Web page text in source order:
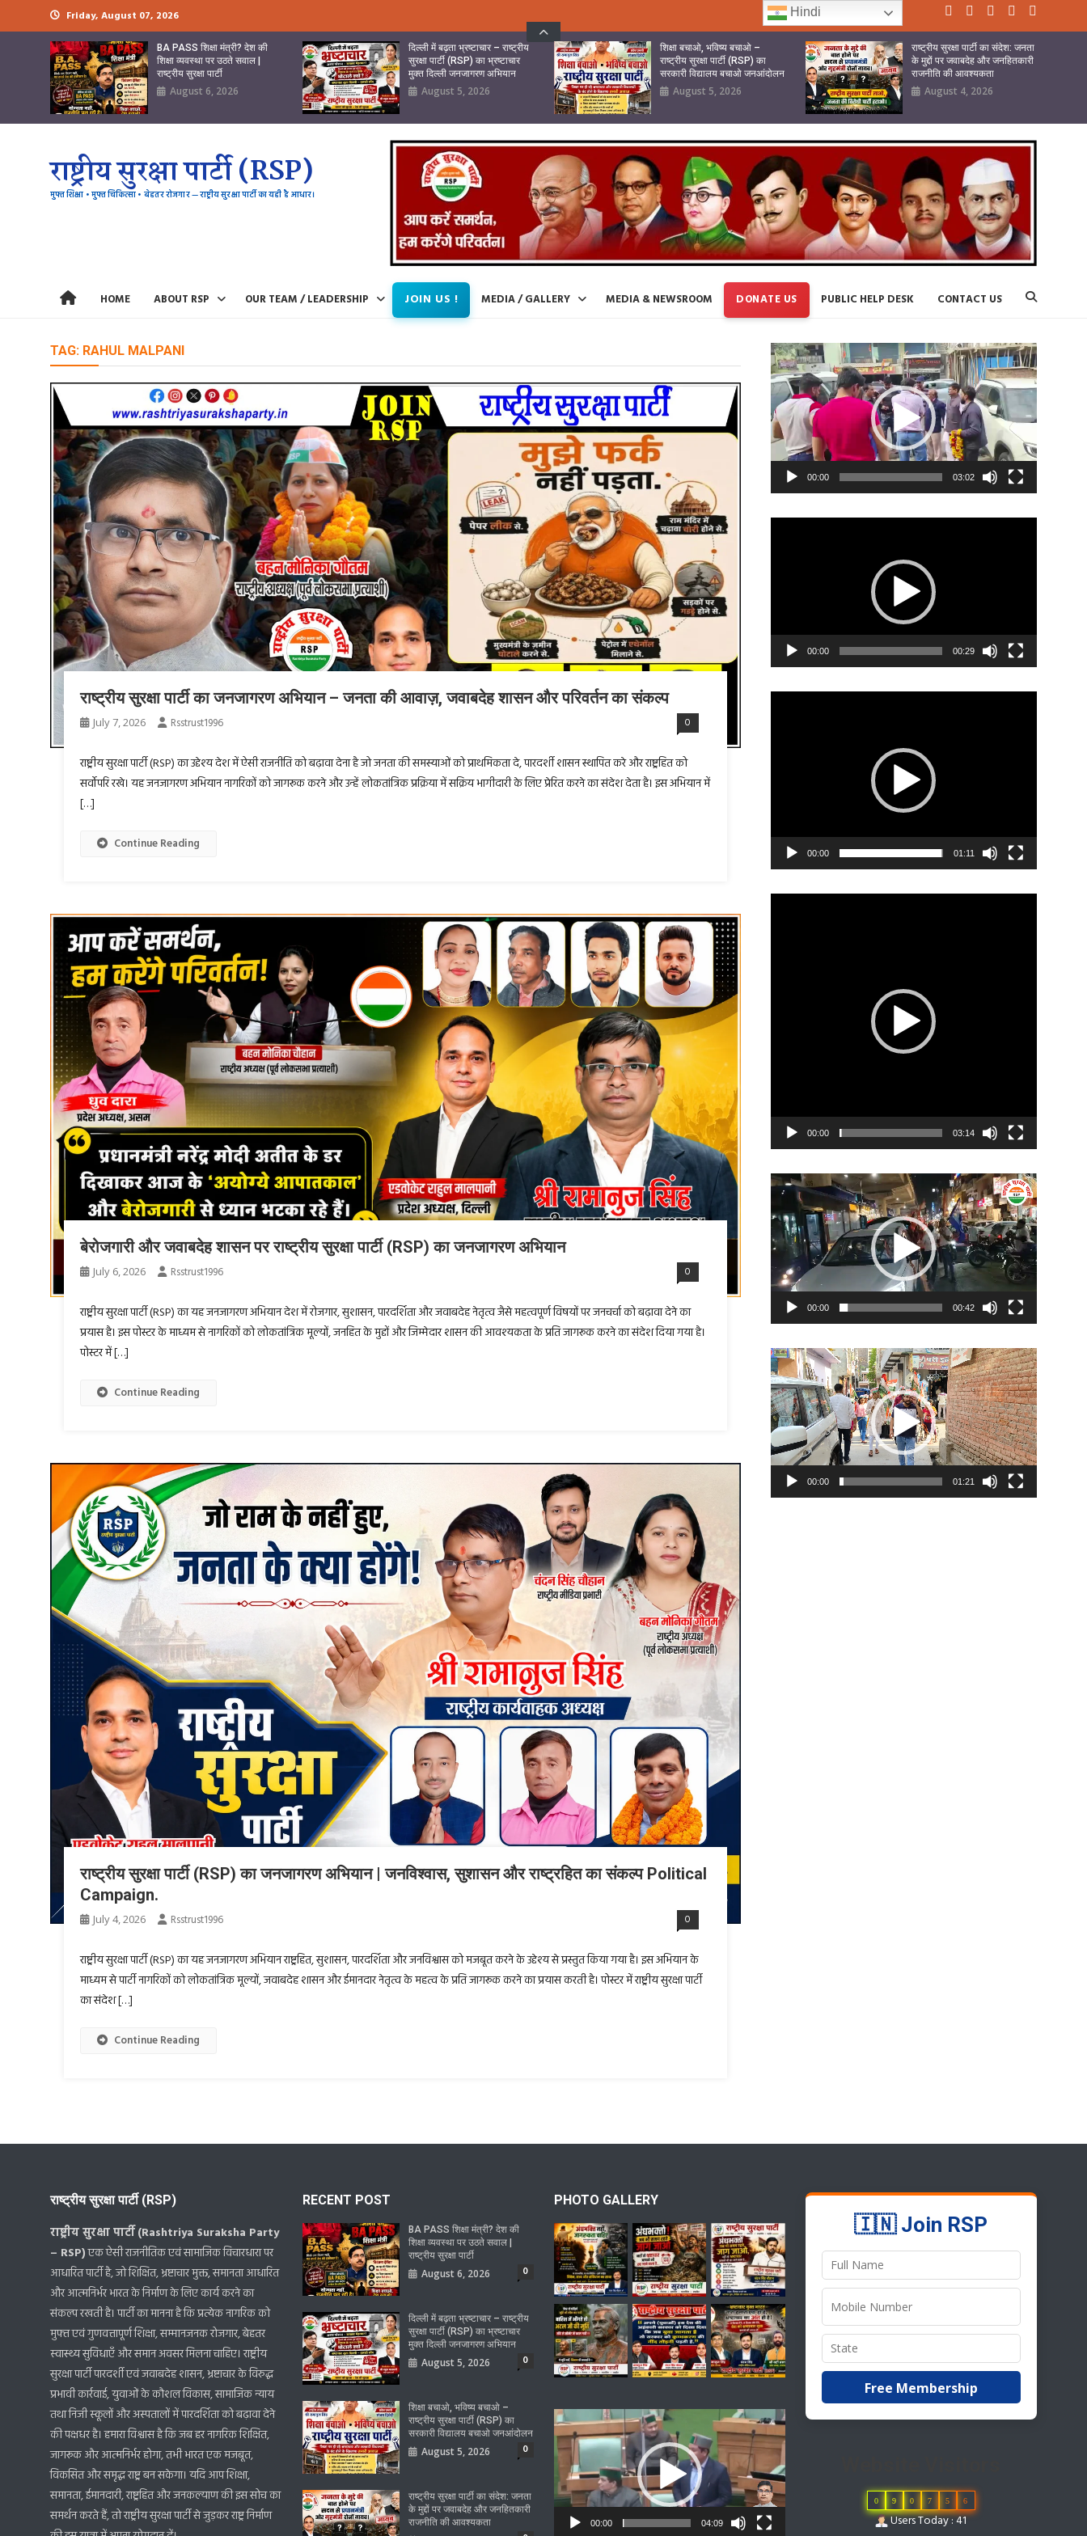
to
Friday, August 07, 2026
BA PASS शिक्षा मंत्री? देश की
शिक्षा व्यवस्था पर उठते सवाल |
राष्ट्रीय सुरक्षा पार्टी
August 6, 2026
दिल्ली में बढ़ता भ्रष्टाचार – राष्ट्रीय
सुरक्षा पार्टी (RSP) का भ्रष्टाचार
मुक्त दिल्ली जनजागरण अभियान
August 5, 2026
शिक्षा बचाओ, भविष्य बचाओ –
राष्ट्रीय सुरक्षा पार्टी (RSP) का
सरकारी विद्यालय बचाओ जनआंदोलन
August 5, 2026
राष्ट्रीय सुरक्षा पार्टी का संदेश: जनता
के मुद्दों पर जवाबदेह और जनहितकारी
राजनीति की आवश्यकता
August 4, 2026
राष्ट्रीय सुरक्षा पार्टी (RSP)
मुफ्त शिक्षा • मुफ्त चिकित्सा • बेहतर रोजगार — राष्ट्रीय सुरक्षा पार्टी का यही है आधार।
HOME ABOUT RSP OUR TEAM / LEADERSHIP JOIN US ! MEDIA / GALLERY MEDIA & NEWSROOM DONATE US PUBLIC HELP DESK CONTACT US
TAG: RAHUL MALPANI
राष्ट्रीय सुरक्षा पार्टी का जनजागरण अभियान – जनता की आवाज़, जवाबदेह शासन और परिवर्तन का संकल्प
July 7, 2026 Rsstrust1996 0
राष्ट्रीय सुरक्षा पार्टी (RSP) का उद्देश्य देश में ऐसी राजनीति को बढ़ावा देना है जो जनता की समस्याओं को प्राथमिकता दे, पारदर्शी शासन स्थापित करे और राष्ट्रहित को
सर्वोपरि रखे। यह जनजागरण अभियान नागरिकों को जागरूक करने और उन्हें लोकतांत्रिक प्रक्रिया में सक्रिय भागीदारी के लिए प्रेरित करने का संदेश देता है। इस अभियान में
[…]
Continue Reading
बेरोजगारी और जवाबदेह शासन पर राष्ट्रीय सुरक्षा पार्टी (RSP) का जनजागरण अभियान
July 6, 2026 Rsstrust1996 0
राष्ट्रीय सुरक्षा पार्टी (RSP) का यह जनजागरण अभियान देश में रोजगार, सुशासन, पारदर्शिता और जवाबदेह नेतृत्व जैसे महत्वपूर्ण विषयों पर जनचर्चा को बढ़ावा देने का
प्रयास है। इस पोस्टर के माध्यम से नागरिकों को लोकतांत्रिक मूल्यों, जनहित के मुद्दों और जिम्मेदार शासन की आवश्यकता के प्रति जागरूक करने का संदेश दिया गया है।
पोस्टर में […]
Continue Reading
राष्ट्रीय सुरक्षा पार्टी (RSP) का जनजागरण अभियान | जनविश्वास, सुशासन और राष्ट्रहित का संकल्प Political
Campaign.
July 4, 2026 Rsstrust1996 0
राष्ट्रीय सुरक्षा पार्टी (RSP) का यह जनजागरण अभियान राष्ट्रहित, सुशासन, पारदर्शिता और जनविश्वास को मजबूत करने के उद्देश्य से प्रस्तुत किया गया है। इस अभियान के
माध्यम से पार्टी नागरिकों को लोकतांत्रिक मूल्यों, जवाबदेह शासन और ईमानदार नेतृत्व के महत्व के प्रति जागरूक करने का प्रयास करती है। पोस्टर में राष्ट्रीय सुरक्षा पार्टी
का संदेश […]
Continue Reading
Video
Player
00:00 03:02
00:00 00:29
00:00 01:11
00:00 03:14
Video
Player
00:00 00:42
Video
Player
00:00 01:21
राष्ट्रीय सुरक्षा पार्टी (RSP)
राष्ट्रीय सुरक्षा पार्टी (Rashtriya Suraksha Party
– RSP)एक ऐसी राजनीतिक एवं सामाजिक विचारधारा पर
आधारित पार्टी है, जो शिक्षित, भ्रष्टाचार मुक्त, समानता आधारित
और आत्मनिर्भर भारत के निर्माण के लिए कार्य करने का
संकल्प रखती है। पार्टी का मानना है कि प्रत्येक नागरिक को
मुफ्त एवं गुणवत्तापूर्ण शिक्षा, सम्मानजनक रोजगार, बेहतर
स्वास्थ्य सुविधाएँ और समान अवसर मिलना चाहिए। राष्ट्रीय
सुरक्षा पार्टी पारदर्शी एवं जवाबदेह शासन, भ्रष्टाचार के विरुद्ध
प्रभावी कार्रवाई, युवाओं के कौशल विकास, सामाजिक न्याय
तथा निजी स्कूलों और अस्पतालों में पारदर्शिता को बढ़ावा देने
की पक्षधर है। हमारा विश्वास है कि जब हर नागरिक शिक्षित,
जागरूक और आत्मनिर्भर होगा, तभी भारत एक मजबूत,
विकसित और समृद्ध राष्ट्र बन सकेगा। यदि आप शिक्षा,
समानता, ईमानदारी, राष्ट्रहित और जनकल्याण की इस सोच का
समर्थन करते हैं, तो राष्ट्रीय सुरक्षा पार्टी से जुड़कर राष्ट्र निर्माण
RECENT POST
BA PASS शिक्षा मंत्री? देश की
शिक्षा व्यवस्था पर उठते सवाल |
राष्ट्रीय सुरक्षा पार्टी
August 6, 2026 0
दिल्ली में बढ़ता भ्रष्टाचार – राष्ट्रीय
सुरक्षा पार्टी (RSP) का भ्रष्टाचार
मुक्त दिल्ली जनजागरण अभियान
August 5, 2026 0
शिक्षा बचाओ, भविष्य बचाओ –
राष्ट्रीय सुरक्षा पार्टी (RSP) का
सरकारी विद्यालय बचाओ जनआंदोलन
August 5, 2026 0
राष्ट्रीय सुरक्षा पार्टी का संदेश: जनता
के मुद्दों पर जवाबदेह और जनहितकारी
राजनीति की आवश्यकता
PHOTO GALLERY
Video
Player
00:00 04:09
🇮🇳 Join RSP
Free Membership
0 9 0 7 5 6
Users Today : 41
Hindi